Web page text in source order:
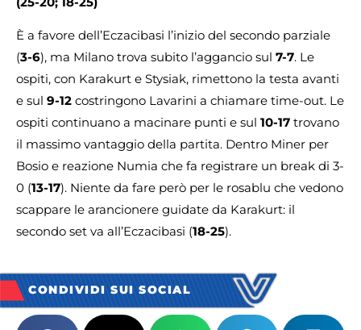
È a favore dell’Eczacibasi l’inizio del secondo parziale
(3-6), ma Milano trova subito l’aggancio sul 7-7. Le
ospiti, con Karakurt e Stysiak, rimettono la testa avanti
e sul 9-12 costringono Lavarini a chiamare time-out. Le
ospiti continuano a macinare punti e sul 10-17 trovano
il massimo vantaggio della partita. Dentro Miner per
Bosio e reazione Numia che fa registrare un break di 3-
0 (13-17). Niente da fare però per le rosablu che vedono
scappare le arancionere guidate da Karakurt: il
secondo set va all’Eczacibasi (18-25).
CONDIVIDI SUI SOCIAL